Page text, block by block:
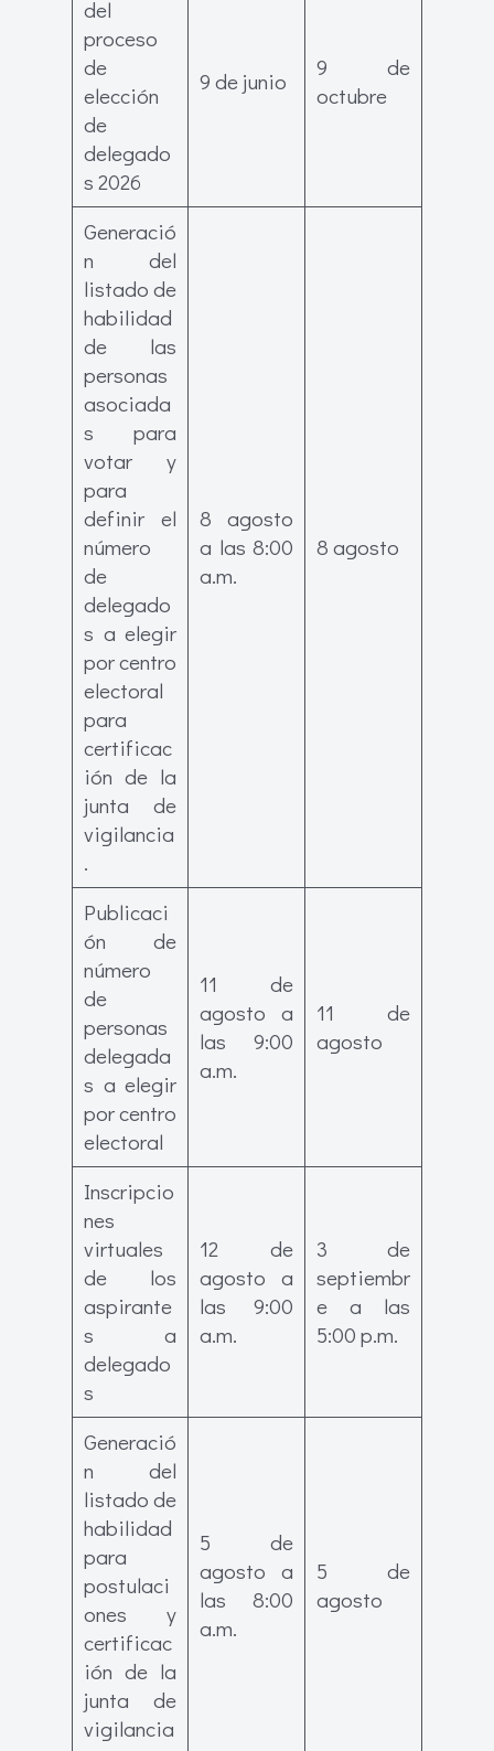
del
proceso
de
elección
de
delegado
s 2026
9 de junio
9 de
octubre
Generació
n del
listado de
habilidad
de las
personas
asociada
s para
votar y
para
definir el
número
de
delegado
s a elegir
por centro
electoral
para
certificac
ión de la
junta de
vigilancia
.
8 agosto
a las 8:00
a.m.
8 agosto
Publicaci
ón de
número
de
personas
delegada
s a elegir
por centro
electoral
11 de
agosto a
las 9:00
a.m.
11 de
agosto
Inscripcio
nes
virtuales
de los
aspirante
s a
delegado
s
12 de
agosto a
las 9:00
a.m.
3 de
septiembr
e a las
5:00 p.m.
Generació
n del
listado de
habilidad
para
postulaci
ones y
certificac
ión de la
junta de
vigilancia
5 de
agosto a
las 8:00
a.m.
5 de
agosto